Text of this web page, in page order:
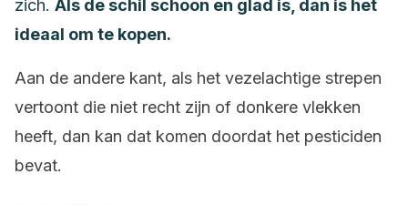
zich. Als de schil schoon en glad is, dan is het
ideaal om te kopen.
Aan de andere kant, als het vezelachtige strepen
vertoont die niet recht zijn of donkere vlekken
heeft, dan kan dat komen doordat het pesticiden
bevat.